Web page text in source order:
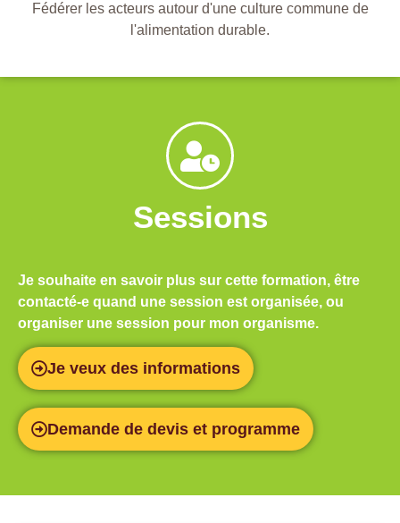
Fédérer les acteurs autour d'une culture commune de
l'alimentation durable.
Sessions
Je souhaite en savoir plus sur cette formation, être
contacté-e quand une session est organisée, ou
organiser une session pour mon organisme.
Je veux des informations
Demande de devis et programme